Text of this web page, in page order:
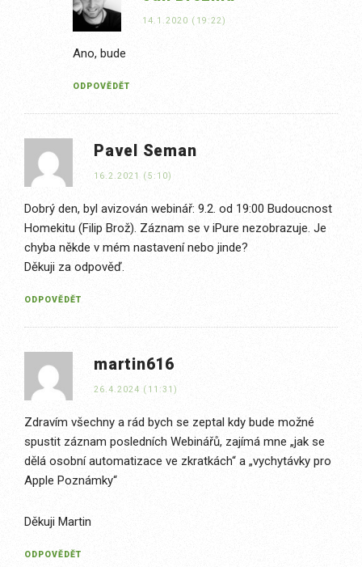
14.1.2020 (19:22)
Ano, bude
ODPOVĚDĚT
Pavel Seman
16.2.2021 (5:10)
Dobrý den, byl avizován webinář: 9.2. od 19:00 Budoucnost
Homekitu (Filip Brož). Záznam se v iPure nezobrazuje. Je
chyba někde v mém nastavení nebo jinde?
Děkuji za odpověď.
ODPOVĚDĚT
martin616
26.4.2024 (11:31)
Zdravím všechny a rád bych se zeptal kdy bude možné
spustit záznam posledních Webinářů, zajímá mne „jak se
dělá osobní automatizace ve zkratkách“ a „vychytávky pro
Apple Poznámky“
Děkuji Martin
ODPOVĚDĚT